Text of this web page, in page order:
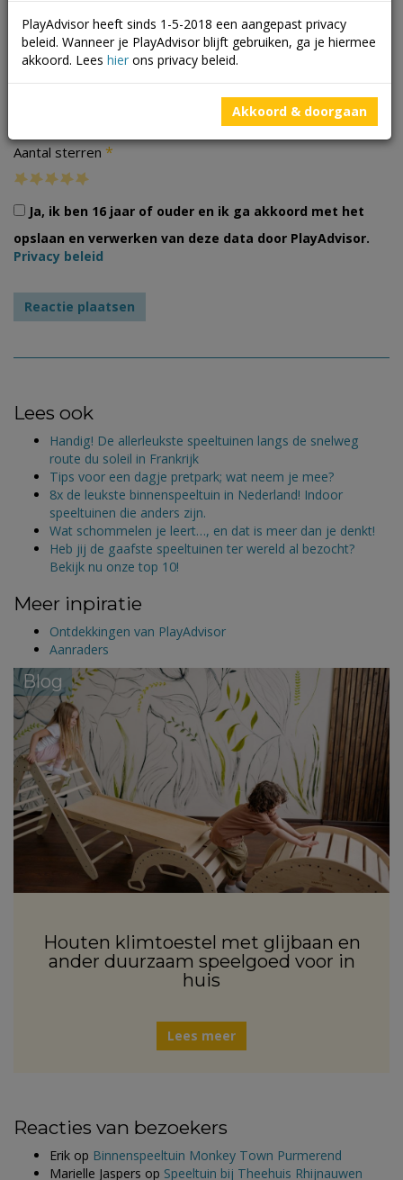
Aantal sterren *
Ja, ik ben 16 jaar of ouder en ik ga akkoord met het
opslaan en verwerken van deze data door PlayAdvisor.
Privacy beleid
Lees ook
Handig! De allerleukste speeltuinen langs de snelweg
route du soleil in Frankrijk
Tips voor een dagje pretpark; wat neem je mee?
8x de leukste binnenspeeltuin in Nederland! Indoor
speeltuinen die anders zijn.
Wat schommelen je leert…, en dat is meer dan je denkt!
Heb jij de gaafste speeltuinen ter wereld al bezocht?
Bekijk nu onze top 10!
Meer inpiratie
Ontdekkingen van PlayAdvisor
Aanraders
Blog
Houten klimtoestel met glijbaan en
ander duurzaam speelgoed voor in
huis
Lees meer
Reacties van bezoekers
Erik op Binnenspeeltuin Monkey Town Purmerend
Marielle Jaspers op Speeltuin bij Theehuis Rhijnauwen
PlayAdvisor heeft sinds 1-5-2018 een aangepast privacy
beleid. Wanneer je PlayAdvisor blijft gebruiken, ga je hiermee
akkoord. Lees hier ons privacy beleid.
Akkoord & doorgaan